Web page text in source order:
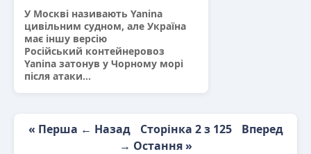
У Москві називають Yanina
цивільним судном, але Україна
має іншу версію
Російський контейнеровоз
Yanina затонув у Чорному морі
після атаки...
« Перша ← Назад Сторінка 2 з 125
Вперед
→ Остання »